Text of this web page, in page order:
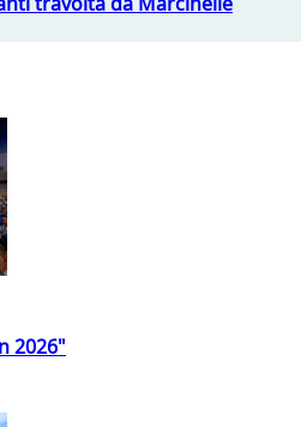
2026"